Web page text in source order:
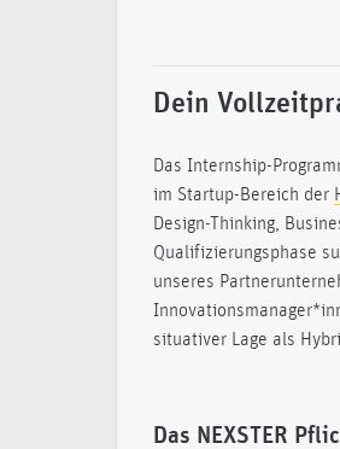
Dein
Das Internship-
im Startup-Bereich der
Design-Thinking,
Qualifizierungsphase
unseres
situativer Lage als
Das NEXSTER